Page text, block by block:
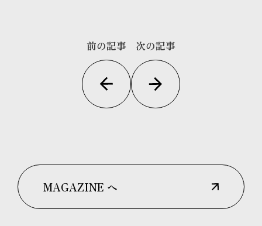
前の記事 次の記事
MAGAZINE へ